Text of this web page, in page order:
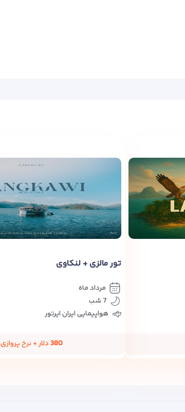
تور مالزی + لنکاوی
مرداد ماه
7 شب
هواپیمایی ایران ایرتور
380دلار + نرخ پروازی